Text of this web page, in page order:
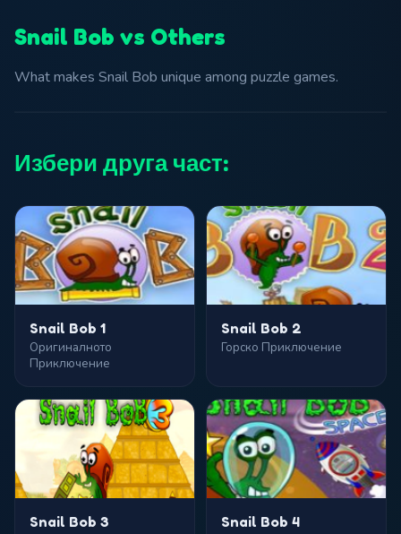
Snail Bob vs Others
What makes Snail Bob unique among puzzle games.
Избери друга част:
Snail Bob 1
Оригиналното
Приключение
Snail Bob 2
Горско Приключение
Snail Bob 3 Snail Bob 4